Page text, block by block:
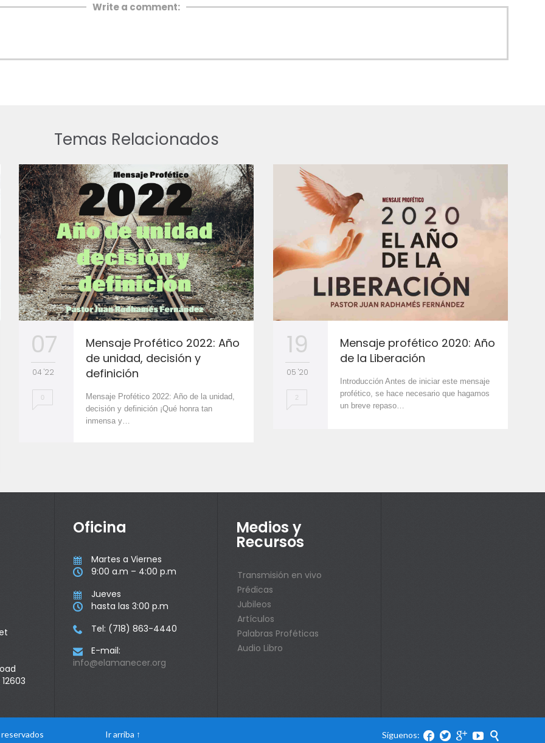
Write a comment:
Temas Relacionados
07
04 '22
0
Mensaje Profético 2022: Año
de unidad, decisión y
definición
Mensaje Profético 2022: Año de la unidad,
decisión y definición ¡Qué honra tan
inmensa y…
19
05 '20
2
Mensaje profético 2020: Año
de la Liberación
Introducción Antes de iniciar este mensaje
profético, se hace necesario que hagamos
un breve repaso…
Oficina
 Martes a Viernes
 9:00 a.m – 4:00 p.m
 Jueves
 hasta las 3:00 p.m
 Tel: (718) 863-4440

E-mail:
info@elamanecer.org
Medios y
Recursos
Transmisión en vivo
Prédicas
Jubileos
Artículos
Palabras Proféticas
Audio Libro
Ir arriba ↑ Síguenos:    